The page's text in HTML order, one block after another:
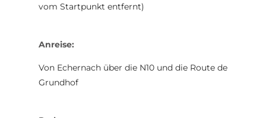
vom Startpunkt entfernt)
Anreise:
Von Echernach über die N10 und die Route de
Grundhof